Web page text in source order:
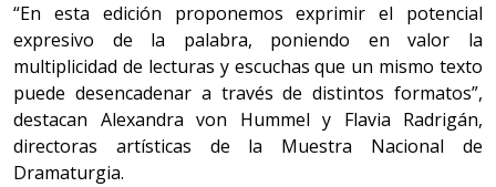
“En esta edición proponemos exprimir el potencial
expresivo de la palabra, poniendo en valor la
multiplicidad de lecturas y escuchas que un mismo texto
puede desencadenar a través de distintos formatos”,
destacan Alexandra von Hummel y Flavia Radrigán,
directoras artísticas de la Muestra Nacional de
Dramaturgia.